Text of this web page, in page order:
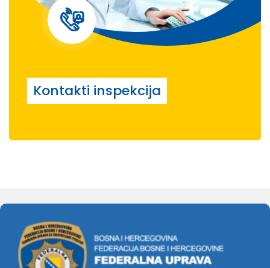
Kontakti inspekcija